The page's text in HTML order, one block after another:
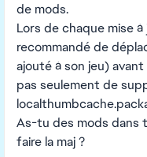
de mods.
Lors de chaque mise
recommandé de
ajouté à son jeu)
pas seulement de
As-tu des mods dans
faire la maj ?